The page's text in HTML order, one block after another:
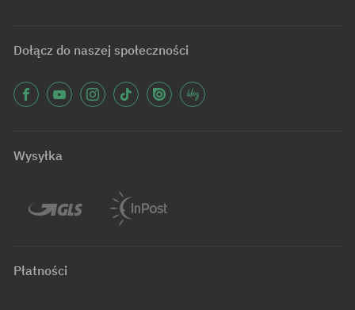
Dołącz do naszej społeczności
Wysyłka
Płatności